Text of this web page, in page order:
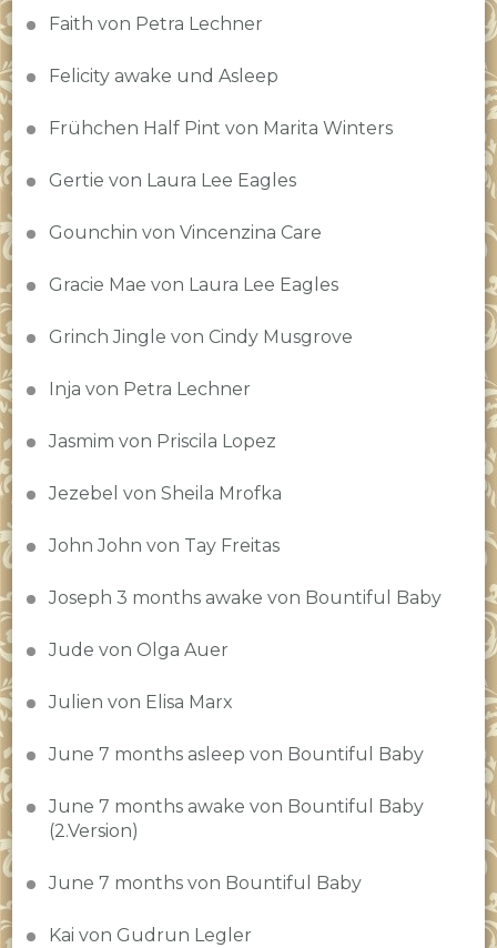
Faith von Petra Lechner
Felicity awake und Asleep
Frühchen Half Pint von Marita Winters
Gertie von Laura Lee Eagles
Gounchin von Vincenzina Care
Gracie Mae von Laura Lee Eagles
Grinch Jingle von Cindy Musgrove
Inja von Petra Lechner
Jasmim von Priscila Lopez
Jezebel von Sheila Mrofka
John John von Tay Freitas
Joseph 3 months awake von Bountiful Baby
Jude von Olga Auer
Julien von Elisa Marx
June 7 months asleep von Bountiful Baby
June 7 months awake von Bountiful Baby
(2.Version)
June 7 months von Bountiful Baby
Kai von Gudrun Legler